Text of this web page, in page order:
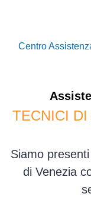
Centro
TECNICI
Siamo
di Venezia